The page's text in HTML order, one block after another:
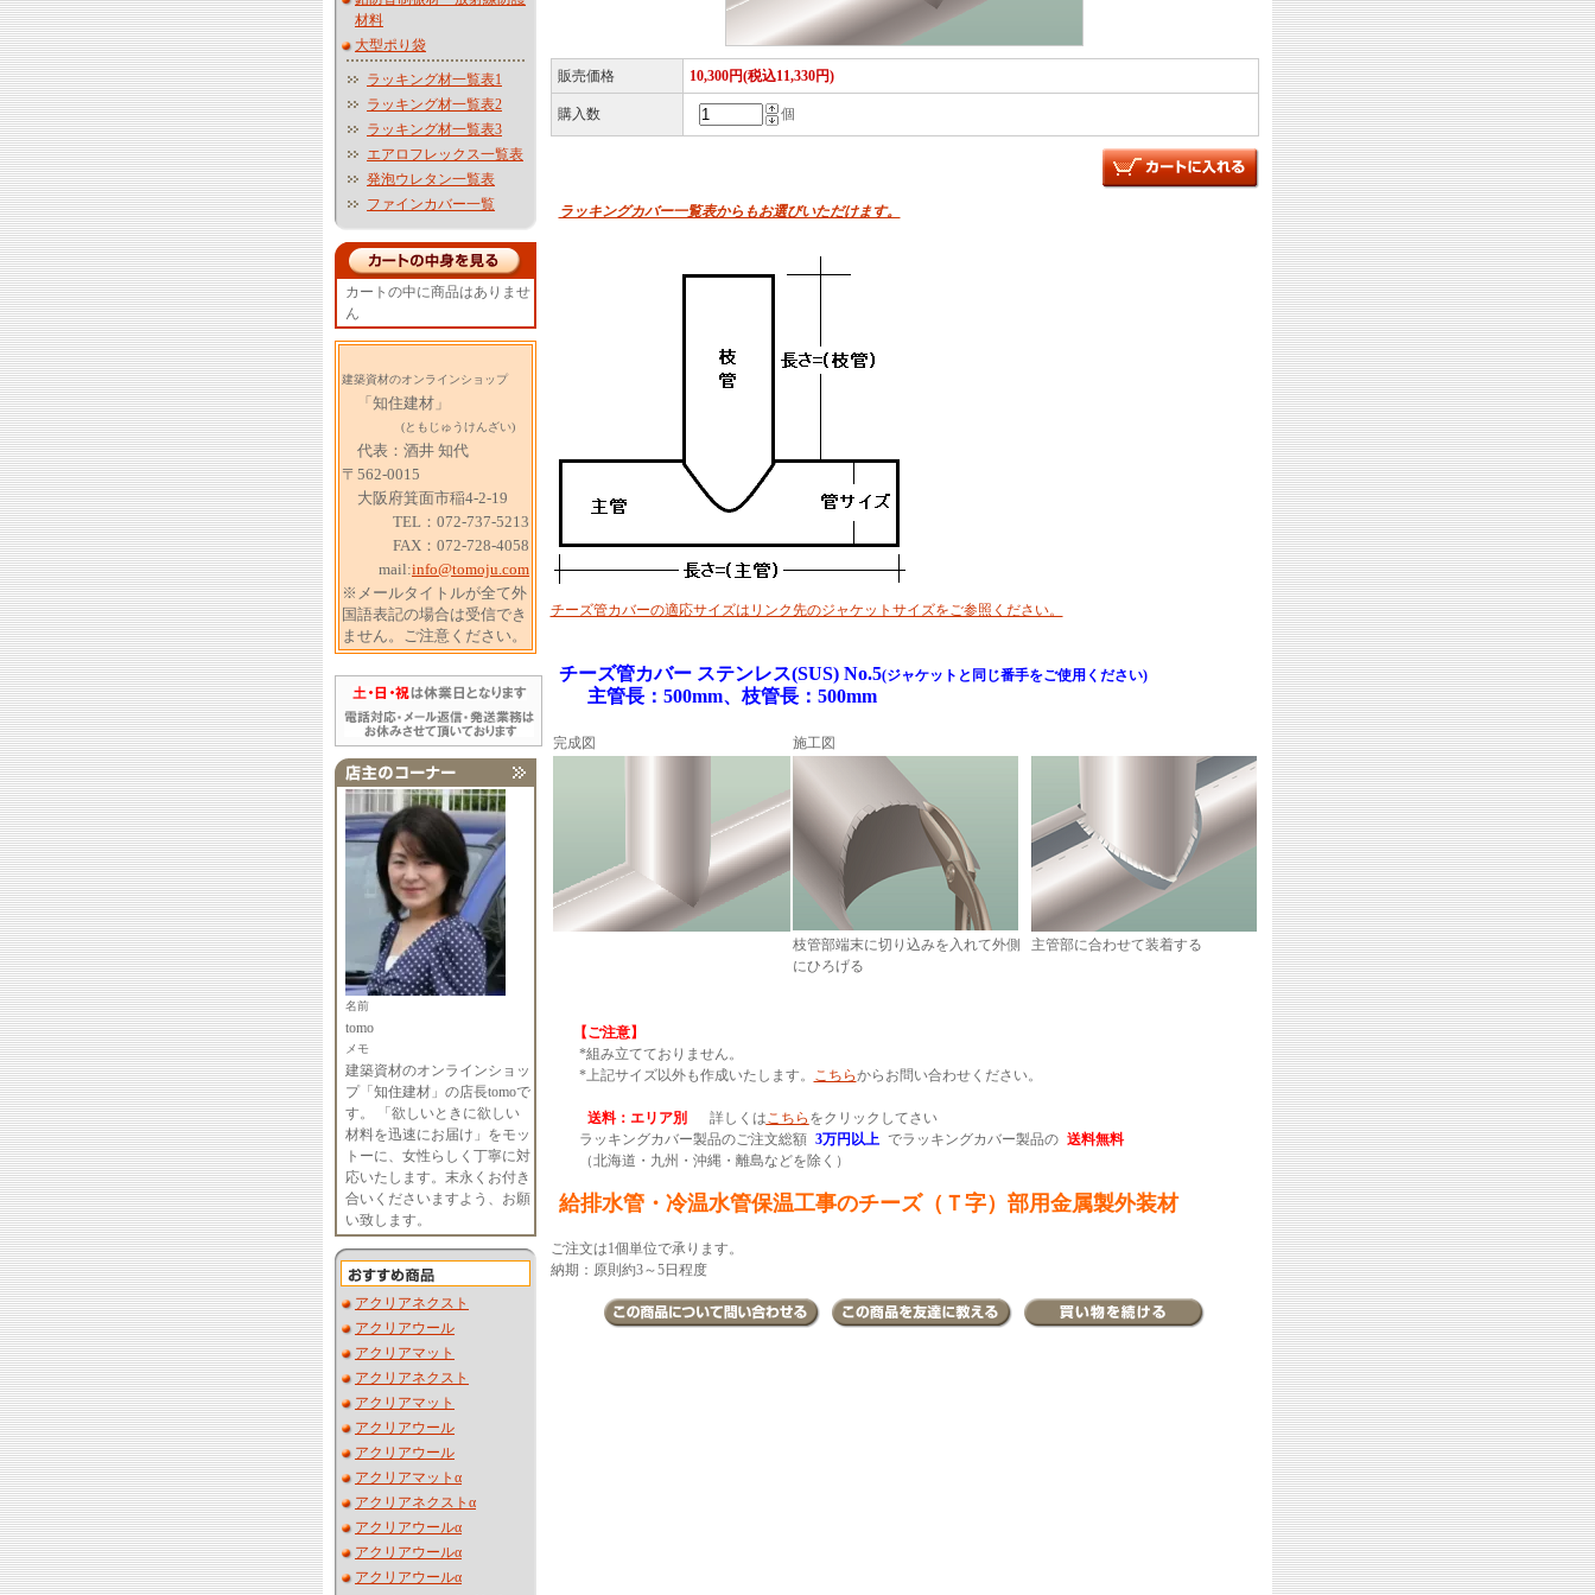
材料
大型ポり袋
ラッキング材一覧表1
ラッキング材一覧表2
ラッキング材一覧表3
エアロフレックス一覧表
発泡ウレタン一覧表
ファインカバー一覧
カートの中に商品はありませ
ん
建築資材のオンラインショップ
「知住建材」
(ともじゅうけんざい)
代表：酒井 知代
〒562-0015
大阪府箕面市稲4-2-19
TEL：072-737-5213
FAX：072-728-4058
mail:info@tomoju.com
※メールタイトルが全て外
国語表記の場合は受信でき
ません。ご注意ください。
名前
tomo
メモ
建築資材のオンラインショッ
プ「知住建材」の店長tomoで
す。 「欲しいときに欲しい
材料を迅速にお届け」をモッ
トーに、女性らしく丁寧に対
応いたします。末永くお付き
合いくださいますよう、お願
い致します。
アクリアネクスト
アクリアウール
アクリアマット
アクリアネクスト
アクリアマット
アクリアウール
アクリアウール
アクリアマットα
アクリアネクストα
アクリアウールα
アクリアウールα
アクリアウールα
販売価格 10,300円(税込11,330円)
購入数 個
ラッキングカバー一覧表からもお選びいただけます。
チーズ管カバーの適応サイズはリンク先のジャケットサイズをご参照ください。
チーズ管カバー ステンレス(SUS) No.5(ジャケットと同じ番手をご使用ください)
主管長：500mm、枝管長：500mm
完成図 施工図
枝管部端末に切り込みを入れて外側
にひろげる
主管部に合わせて装着する
【ご注意】
*組み立てておりません。
*上記サイズ以外も作成いたします。
こちらからお問い合わせください。
送料：エリア別 詳しくはこちら をクリックしてさい
ラッキングカバー製品のご注文総額 3万円以上 でラッキングカバー製品の 送料無料
（北海道・九州・沖縄・離島などを除く）
給排水管・冷温水管保温工事のチーズ（Ｔ字）部用金属製外装材
ご注文は1個単位で承ります。
納期：原則約3～5日程度